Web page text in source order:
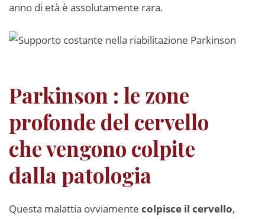
anno di età è assolutamente rara.
Parkinson : le zone
profonde del cervello
che vengono colpite
dalla patologia
Questa malattia ovviamente colpisce il cervello,